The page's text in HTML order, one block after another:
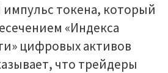
токена, который
«Индекса
цифровых активов
что трейдеры